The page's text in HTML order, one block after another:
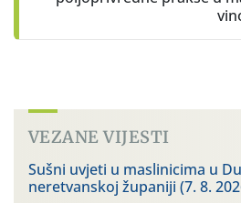
VEZANE VIJESTI
Sušni uvjeti u maslinicima u
neretvanskoj županiji (7. 8.